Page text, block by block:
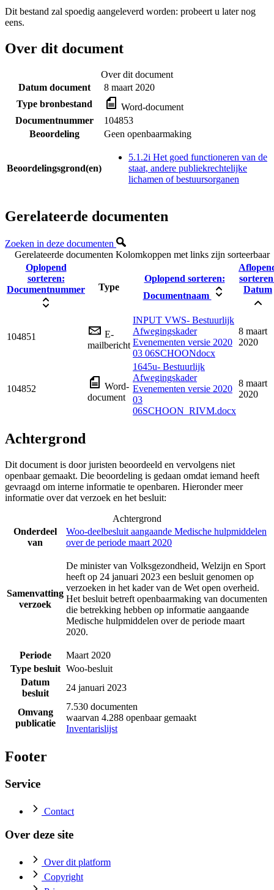
Dit bestand zal spoedig aangeleverd worden: probeert u later nog
eens.
Over dit document
Over dit document
Datum document
8 maart 2020
Type bronbestand
Word-document
Documentnummer
104853
Beoordeling
Geen openbaarmaking
Beoordelingsgrond(en)
5.1.2i Het goed functioneren van de
staat, andere publiekrechtelijke
lichamen of bestuursorganen
Gerelateerde documenten
Zoeken in deze documenten
Gerelateerde documenten Kolomkoppen met links zijn sorteerbaar
Oplopend
sorteren:
Documentnummer
Type
Oplopend sorteren:
Documentnaam
Datum
104851
E-
mailbericht
INPUT VWS- Bestuurlijk
Afwegingskader
Evenementen versie 2020
03 06SCHOONdocx
8 maart
2020
104852
Word-
document
1645u- Bestuurlijk
Afwegingskader
Evenementen versie 2020
03
06SCHOON_RIVM.docx
8 maart
2020
Achtergrond
Dit document is door juristen beoordeeld en vervolgens niet
openbaar gemaakt. Die beoordeling is gedaan omdat iemand heeft
gevraagd om interne informatie te openbaren. Hieronder meer
informatie over dat verzoek en het besluit:
Achtergrond
Onderdeel
van
Woo-deelbesluit aangaande Medische hulpmiddelen
over de periode maart 2020
Samenvatting
verzoek
De minister van Volksgezondheid, Welzijn en Sport
heeft op 24 januari 2023 een besluit genomen op
verzoeken in het kader van de Wet open overheid.
Het besluit betreft openbaarmaking van documenten
die betrekking hebben op informatie aangaande
Medische hulpmiddelen over de periode maart
2020.
Periode
Maart 2020
Type besluit Woo-besluit
Datum
besluit
24 januari 2023
Omvang
publicatie
7.530 documenten
waarvan 4.288 openbaar gemaakt
Inventarislijst
Footer
Service
Contact
Over deze site
Over dit platform
Copyright